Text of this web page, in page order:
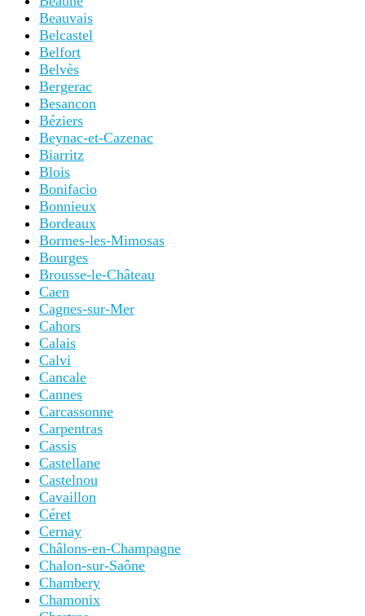
Beauvais
Belcastel
Belfort
Belvès
Bergerac
Besancon
Béziers
Beynac-et-Cazenac
Biarritz
Blois
Bonifacio
Bonnieux
Bordeaux
Bormes-les-Mimosas
Bourges
Brousse-le-Château
Caen
Cagnes-sur-Mer
Cahors
Calais
Calvi
Cancale
Cannes
Carcassonne
Carpentras
Cassis
Castellane
Castelnou
Cavaillon
Céret
Cernay
Châlons-en-Champagne
Chalon-sur-Saône
Chambery
Chamonix